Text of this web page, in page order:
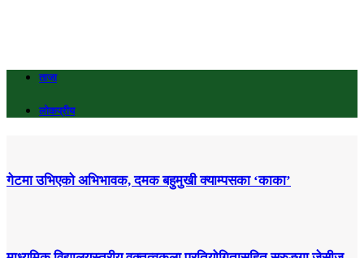
ताजा
लोकप्रीय
गेटमा उभिएको अभिभावक, दमक बहुमुखी क्याम्पसका ‘काका’